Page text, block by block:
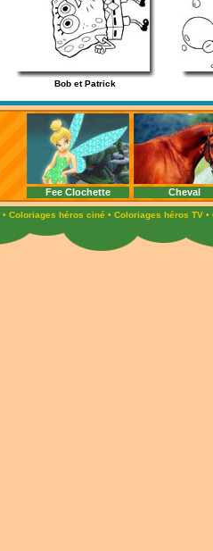
Bob et Patrick
Fee Clochette Cheval
• Coloriages héros ciné • Coloriages héros TV •